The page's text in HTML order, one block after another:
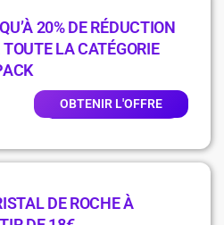
20% DE RÉDUCTION
TOUTE LA CATÉGORIE
OBTENIR L'OFFRE
DE ROCHE À